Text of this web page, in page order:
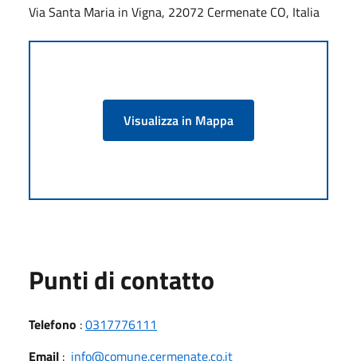
Via Santa Maria in Vigna, 22072 Cermenate CO, Italia
Visualizza in Mappa
Punti di contatto
Telefono :0317776111
Email : info@comune.cermenate.co.it